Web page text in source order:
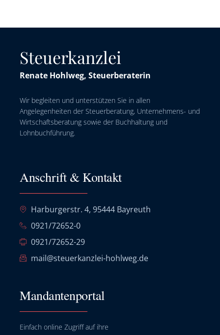
Steuerkanzlei
Renate Hohlweg, Steuerberaterin
Wir begleiten und unterstützen Sie in allen
Angelegenheiten der Steuerberatung, Unternehmens- und
Wirtschaftsberatung sowie der Buchhaltung und
Lohnbuchführung.
Anschrift & Kontakt
Harburgerstr. 4, 95444 Bayreuth
0921/72652-0
0921/72652-29
mail@steuerkanzlei-hohlweg.de
Mandantenportal
Einfach online Zugriff auf ihre